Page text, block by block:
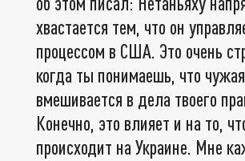
хвастается тем, что он
процессом в США. Это очень
когда ты понимаешь, что
вмешивается в дела твоего
Конечно, это влияет и на то,
происходит на Украине. Мне